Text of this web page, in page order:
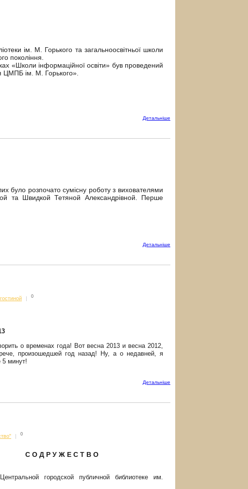
ім. М. Горького та загальноосвітньої школи
покоління.
«Школи інформаційної освіти» був проведений
ЦМПБ ім. М. Горького».
Детальнiше
було розпочато сумісну роботу з вихователями
та Швидкой Тетяной Александрівной. Перше
Детальнiше
| 0
о временах года! Вот весна 2013 и весна 2012,
произошедшей год назад! Ну, а о недавней, я
5 минут!
Детальнiше
| 0
С О Д Р У Ж Е С Т В О
Центральной городской публичной библиотеке им